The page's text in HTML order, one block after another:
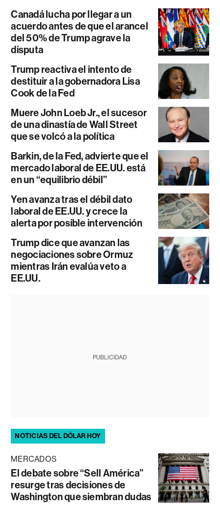
Canadá lucha por llegar a un
acuerdo antes de que el arancel
del 50% de Trump agrave la
disputa
Trump reactiva el intento de
destituir a la gobernadora Lisa
Cook de la Fed
Muere John Loeb Jr., el sucesor
de una dinastía de Wall Street
que se volcó a la política
Barkin, de la Fed, advierte que el
mercado laboral de EE.UU. está
en un “equilibrio débil”
Yen avanza tras el débil dato
laboral de EE.UU. y crece la
alerta por posible intervención
Trump dice que avanzan las
negociaciones sobre Ormuz
mientras Irán evalúa veto a
EE.UU.
PUBLICIDAD
NOTICIAS DEL DÓLAR HOY
MERCADOS
El debate sobre “Sell América”
resurge tras decisiones de
Washington que siembran dudas